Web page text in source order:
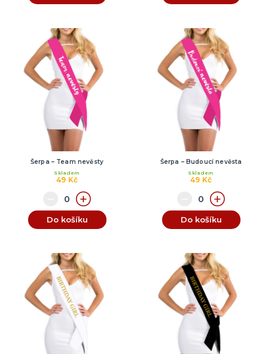
Šerpa – Team nevěsty
49 Kč
Skladem
Do košíku
Šerpa – Budoucí nevěsta
49 Kč
Skladem
Do košíku